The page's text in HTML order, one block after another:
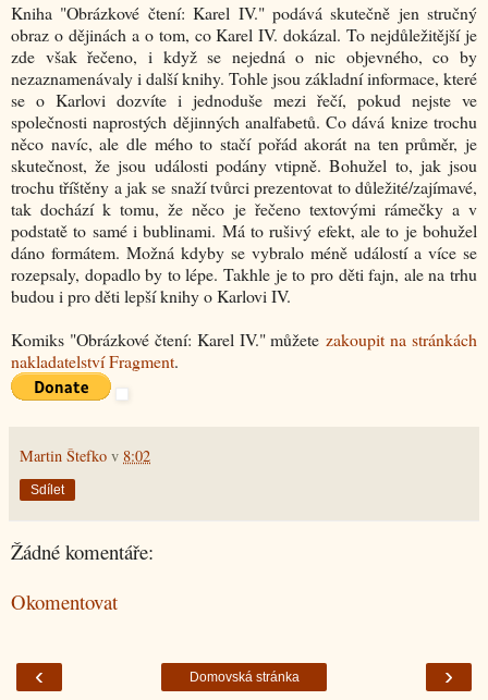
Kniha "Obrázkové čtení: Karel IV." podává skutečně jen stručný
obraz o dějinách a o tom, co Karel IV. dokázal. To nejdůležitější je
zde však řečeno, i když se nejedná o nic objevného, co by
nezaznamenávaly i další knihy. Tohle jsou základní informace, které
se o Karlovi dozvíte i jednoduše mezi řečí, pokud nejste ve
společnosti naprostých dějinných analfabetů. Co dává knize trochu
něco navíc, ale dle mého to stačí pořád akorát na ten průměr, je
skutečnost, že jsou události podány vtipně. Bohužel to, jak jsou
trochu tříštěny a jak se snaží tvůrci prezentovat to důležité/zajímavé,
tak dochází k tomu, že něco je řečeno textovými rámečky a v
podstatě to samé i bublinami. Má to rušivý efekt, ale to je bohužel
dáno formátem. Možná kdyby se vybralo méně událostí a více se
rozepsaly, dopadlo by to lépe. Takhle je to pro děti fajn, ale na trhu
budou i pro děti lepší knihy o Karlovi IV.
Komiks "Obrázkové čtení: Karel IV." můžetezakoupit na stránkách
nakladatelství Fragment.
Martin Štefko v 8:02
Sdílet
Žádné komentáře:
Okomentovat
‹ ›
Domovská stránka